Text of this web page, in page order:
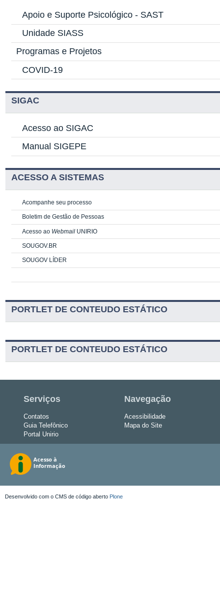
Apoio e Suporte Psicológico - SAST
Unidade SIASS
Programas e Projetos
COVID-19
SIGAC
Acesso ao SIGAC
Manual SIGEPE
ACESSO A SISTEMAS
Acompanhe seu processo
Boletim de Gestão de Pessoas
Acesso ao Webmail UNIRIO
SOUGOV.BR
SOUGOV LÍDER
PORTLET DE CONTEUDO ESTÁTICO
PORTLET DE CONTEUDO ESTÁTICO
Serviços
Contatos
Guia Telefônico
Portal Unirio
Navegação
Acessibilidade
Mapa do Site
Desenvolvido com o CMS de código aberto Plone